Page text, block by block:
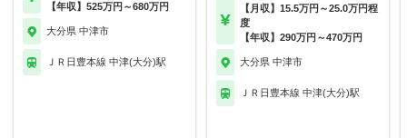
【年収】525万円～680万円
大分県 中津市
ＪＲ日豊本線 中津(大分)駅
【月収】15.5万円～25.0万円程
度
【年収】290万円～470万円
大分県 中津市
ＪＲ日豊本線 中津(大分)駅